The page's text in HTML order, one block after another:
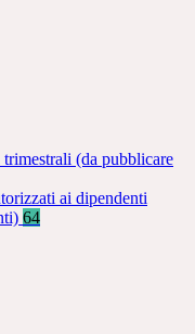
trimestrali (da pubblicare
ai dipendenti
64